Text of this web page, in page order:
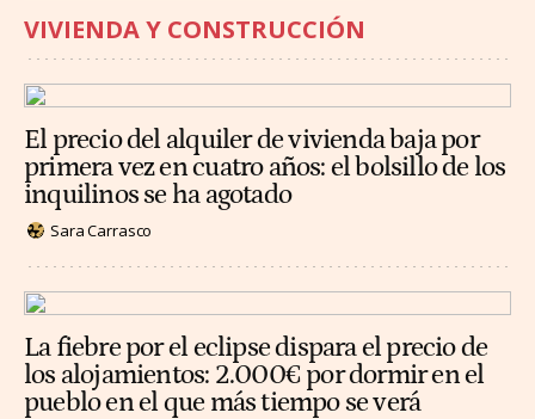
VIVIENDA Y CONSTRUCCIÓN
El precio del alquiler de vivienda baja por
primera vez en cuatro años: el bolsillo de los
inquilinos se ha agotado
Sara Carrasco
La fiebre por el eclipse dispara el precio de
los alojamientos: 2.000€ por dormir en el
pueblo en el que más tiempo se verá